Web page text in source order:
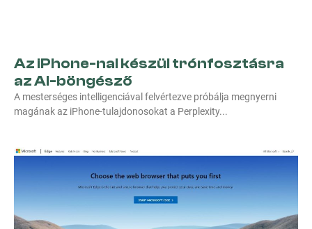
Az iPhone-nal készül trónfosztásra
az AI-böngésző
A mesterséges intelligenciával felvértezve próbálja megnyerni
magának az iPhone-tulajdonosokat a Perplexity